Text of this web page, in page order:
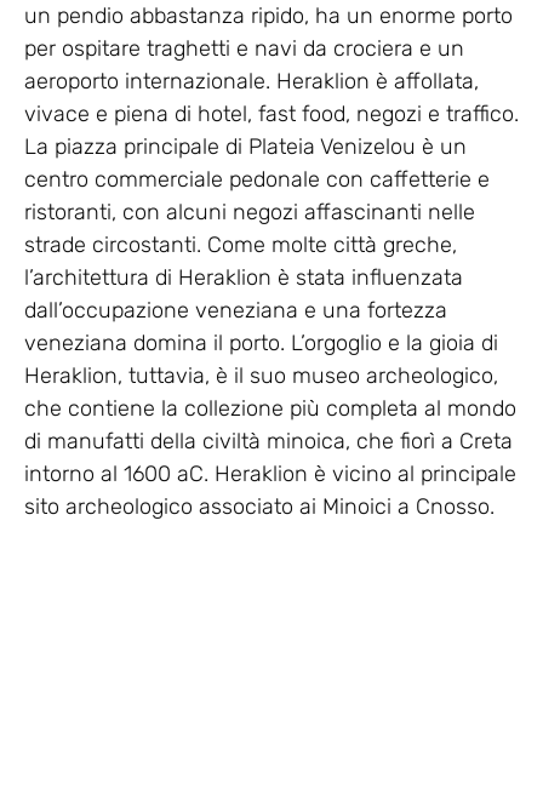
un pendio abbastanza ripido, ha un enorme porto
per ospitare traghetti e navi da crociera e un
aeroporto internazionale. Heraklion è affollata,
vivace e piena di hotel, fast food, negozi e traffico.
La piazza principale di Plateia Venizelou è un
centro commerciale pedonale con caffetterie e
ristoranti, con alcuni negozi affascinanti nelle
strade circostanti. Come molte città greche,
l’architettura di Heraklion è stata influenzata
dall’occupazione veneziana e una fortezza
veneziana domina il porto. L’orgoglio e la gioia di
Heraklion, tuttavia, è il suo museo archeologico,
che contiene la collezione più completa al mondo
di manufatti della civiltà minoica, che fiorì a Creta
intorno al 1600 aC. Heraklion è vicino al principale
sito archeologico associato ai Minoici a Cnosso.